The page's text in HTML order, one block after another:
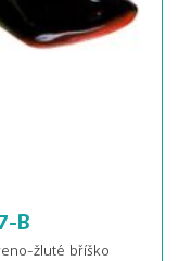
B
žluté bříško